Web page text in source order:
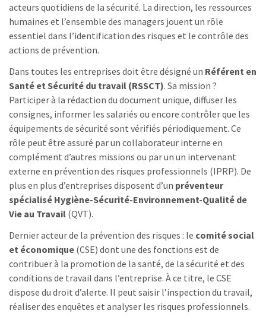
acteurs quotidiens de la sécurité. La direction, les ressources
humaines et l’ensemble des managers jouent un rôle
essentiel dans l’identification des risques et le contrôle des
actions de prévention.
Dans toutes les entreprises doit être désigné un Référent en
Santé et Sécurité du travail (RSSCT). Sa mission ?
Participer à la rédaction du document unique, diffuser les
consignes, informer les salariés ou encore contrôler que les
équipements de sécurité sont vérifiés périodiquement. Ce
rôle peut être assuré par un collaborateur interne en
complément d’autres missions ou par un un intervenant
externe en prévention des risques professionnels (IPRP). De
plus en plus d’entreprises disposent d’un préventeur
spécialisé Hygiène-Sécurité-Environnement-Qualité de
Vie au Travail (QVT).
Dernier acteur de la prévention des risques : le comité social
et économique (CSE) dont une des fonctions est de
contribuer à la promotion de la santé, de la sécurité et des
conditions de travail dans l’entreprise. À ce titre, le CSE
dispose du droit d’alerte. Il peut saisir l’inspection du travail,
réaliser des enquêtes et analyser les risques professionnels.